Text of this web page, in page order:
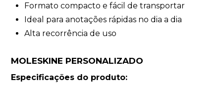
Formato compacto e fácil de transportar
Ideal para anotações rápidas no dia a dia
Alta recorrência de uso
MOLESKINE PERSONALIZADO
Especificações do produto: